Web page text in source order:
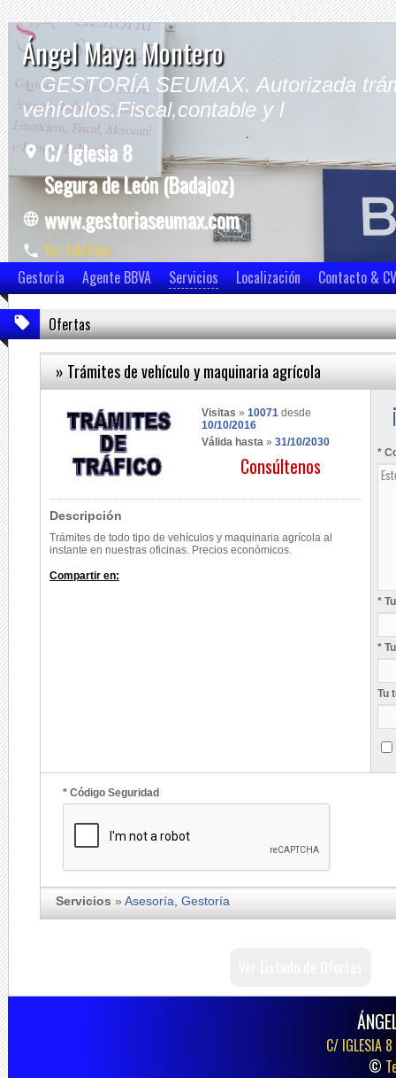
Ángel Maya Montero
GESTORÍA SEUMAX. Autorizada
vehículos.Fiscal,contable y l
C/ Iglesia 8
Segura de León (Badajoz)
www.gestoriaseumax.com
Ver teléfono
Ver móvil
Gestoría Agente BBVA Servicios Localización Contacto & CV
Ofertas
» Trámites de vehículo y maquinaria agrícola
Visitas » 10071 desde
10/10/2016
Válida hasta » 31/10/2030
Consúltenos
Descripción
Trámites de todo tipo de vehículos y maquinaria agrícola al
instante en nuestras oficinas. Precios económicos.
Compartir en:
*
*
*
Tu
* Código Seguridad
Servicios »Asesoría, Gestoría
C/ IGLESIA
©